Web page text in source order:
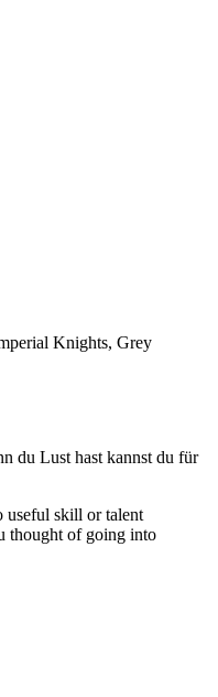
Knights, Grey
du Lust hast kannst du für
useful skill or talent
thought of going into